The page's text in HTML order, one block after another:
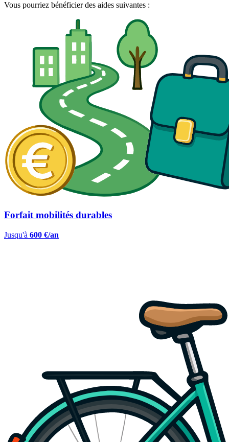
Vous pourriez bénéficier des aides suivantes :
Forfait mobilités durables
Jusqu'à 600 €/an